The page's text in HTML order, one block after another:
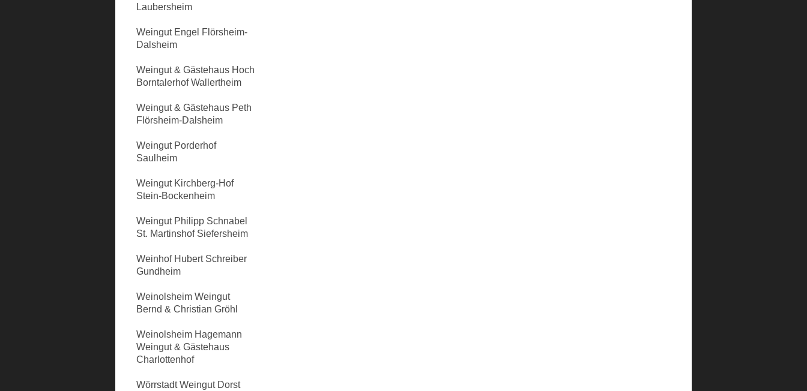
Laubersheim
Weingut Engel Flörsheim-
Dalsheim
Weingut & Gästehaus Hoch
Borntalerhof Wallertheim
Weingut & Gästehaus Peth
Flörsheim-Dalsheim
Weingut Porderhof
Saulheim
Weingut Kirchberg-Hof
Stein-Bockenheim
Weingut Philipp Schnabel
St. Martinshof Siefersheim
Weinhof Hubert Schreiber
Gundheim
Weinolsheim Weingut
Bernd & Christian Gröhl
Weinolsheim Hagemann
Weingut & Gästehaus
Charlottenhof
Wörrstadt Weingut Dorst